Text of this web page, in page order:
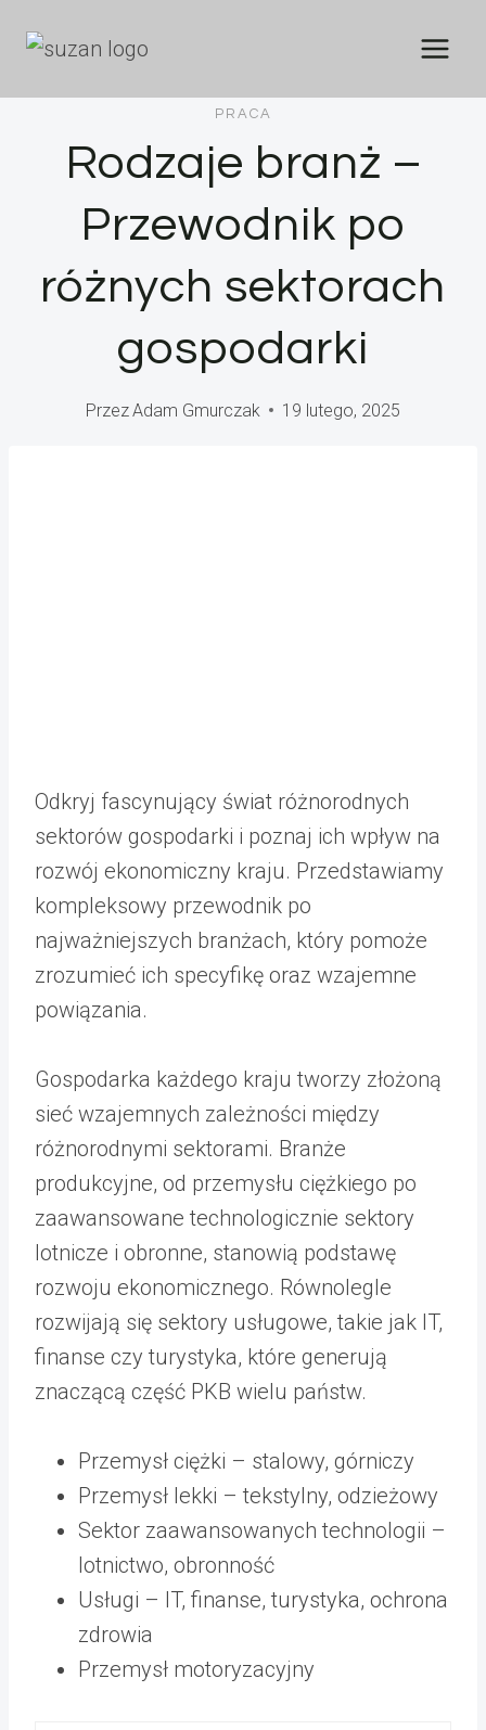
PRACA
Rodzaje branż –
Przewodnik po
różnych sektorach
gospodarki
PrzezAdam Gmurczak 19 lutego, 2025
Odkryj fascynujący świat różnorodnych
sektorów gospodarki i poznaj ich wpływ na
rozwój ekonomiczny kraju. Przedstawiamy
kompleksowy przewodnik po
najważniejszych branżach, który pomoże
zrozumieć ich specyfikę oraz wzajemne
powiązania.
Gospodarka każdego kraju tworzy złożoną
sieć wzajemnych zależności między
różnorodnymi sektorami. Branże
produkcyjne, od przemysłu ciężkiego po
zaawansowane technologicznie sektory
lotnicze i obronne, stanowią podstawę
rozwoju ekonomicznego. Równolegle
rozwijają się sektory usługowe, takie jak IT,
finanse czy turystyka, które generują
znaczącą część PKB wielu państw.
Przemysł ciężki – stalowy, górniczy
Przemysł lekki – tekstylny, odzieżowy
Sektor zaawansowanych technologii –
lotnictwo, obronność
Usługi – IT, finanse, turystyka, ochrona
zdrowia
Przemysł motoryzacyjny